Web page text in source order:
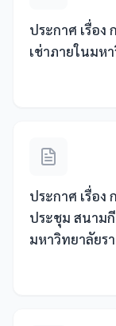
ประกาศ เรื่อง
เช่าภายในมห
ประกาศ เรื่อง
ประชุม สนาม
มหาวิทยาลัยร